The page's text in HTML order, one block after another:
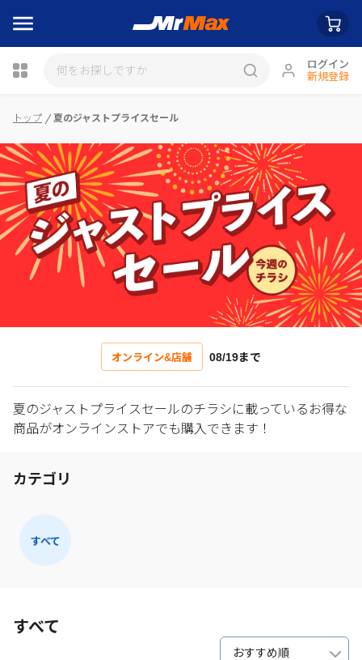
ログイン
新規登録
トップ 夏のジャストプライスセール
オンライン&店舗 08/19まで
夏のジャストプライスセールのチラシに載っているお得な
商品がオンラインストアでも購入できます！
カテゴリ
すべて
すべて
おすすめ順